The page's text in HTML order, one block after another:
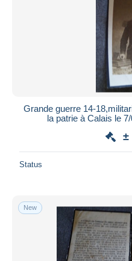
Grande guerre 14-
la patrie à Calais le
±
Status
New